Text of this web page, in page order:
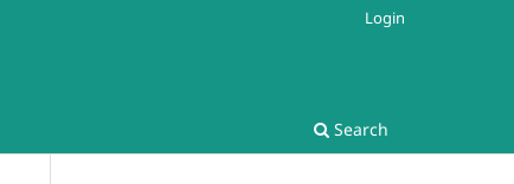
Search
Login